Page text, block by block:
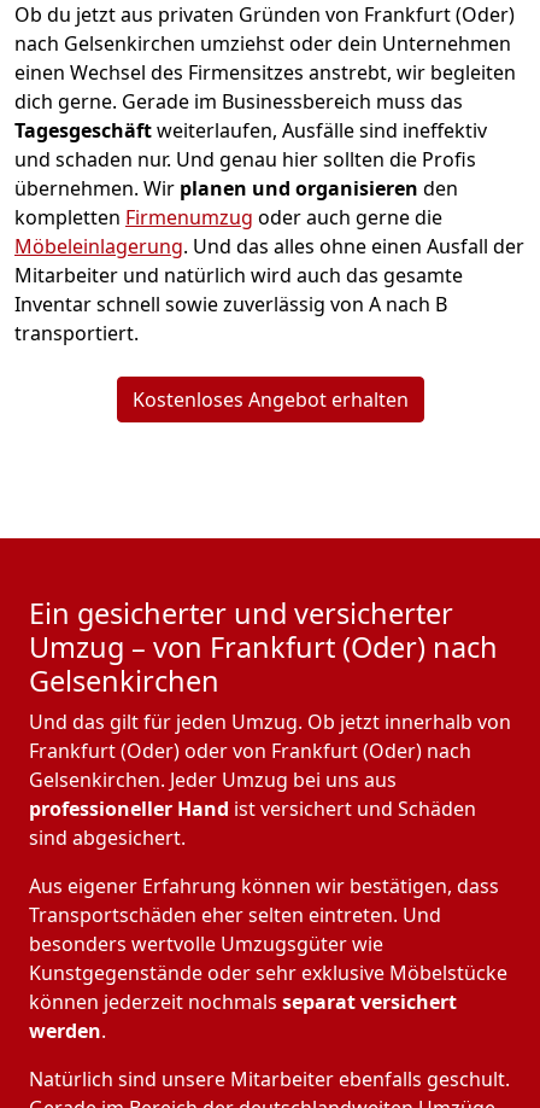
Ob du jetzt aus privaten Gründen von Frankfurt (Oder)
nach Gelsenkirchen umziehst oder dein Unternehmen
einen Wechsel des Firmensitzes anstrebt, wir begleiten
dich gerne. Gerade im Businessbereich muss das
Tagesgeschäftweiterlaufen, Ausfälle sind ineffektiv
und schaden nur. Und genau hier sollten die Profis
übernehmen. Wir planen und organisieren den
kompletten Firmenumzug oder auch gerne die
Möbeleinlagerung. Und das alles ohne einen Ausfall der
Mitarbeiter und natürlich wird auch das gesamte
Inventar schnell sowie zuverlässig von A nach B
transportiert.
Kostenloses Angebot erhalten
Ein gesicherter und versicherter
Umzug – von Frankfurt (Oder) nach
Gelsenkirchen
Und das gilt für jeden Umzug. Ob jetzt innerhalb von
Frankfurt (Oder) oder von Frankfurt (Oder) nach
Gelsenkirchen. Jeder Umzug bei uns aus
professioneller Hand ist versichert und Schäden
sind abgesichert.
Aus eigener Erfahrung können wir bestätigen, dass
Transportschäden eher selten eintreten. Und
besonders wertvolle Umzugsgüter wie
Kunstgegenstände oder sehr exklusive Möbelstücke
können jederzeit nochmals separat versichert
werden.
Natürlich sind unsere Mitarbeiter ebenfalls geschult.